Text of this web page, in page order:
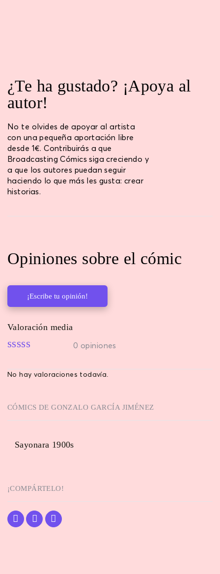
¿Te ha gustado? ¡Apoya al
autor!
No te olvides de apoyar al artista
con una pequeña aportación libre
desde 1€. Contribuirás a que
Broadcasting Cómics siga creciendo y
a que los autores puedan seguir
haciendo lo que más les gusta: crear
historias.
Opiniones sobre el cómic
¡Escribe tu opinión!
Valoración media
0 opiniones
No hay valoraciones todavía.
CÓMICS DEGONZALO GARCÍA JIMÉNEZ
Sayonara 1900s
¡COMPÁRTELO!